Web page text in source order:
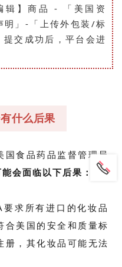
辑】商品 - 「美国资
明」-「上传外包装/标
交成功后，平台会进
什么后果
国食品药品监督管理局
会面临以下后果：
要求所有进口的化妆品
合美国的安全和质量标
册，其化妆品可能无法